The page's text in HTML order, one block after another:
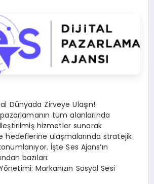
Dünyada Zirveye Ulaşın!
tüm alanlarında
hizmetler sunarak
hedeflerine ulaşmalarında stratejik
İşte Ses Ajans’ın
bazıları:
Markanızın Sosyal Sesi